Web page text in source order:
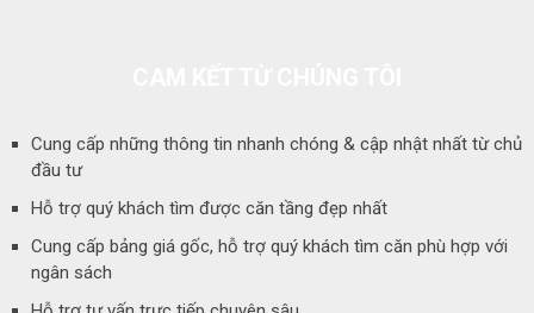
Cung cấp những thông tin nhanh chóng & cập nhật nhất từ chủ
đầu tư
Hỗ trợ quý khách tìm được căn tầng đẹp nhất
Cung cấp bảng giá gốc, hỗ trợ quý khách tìm căn phù hợp với
ngân sách